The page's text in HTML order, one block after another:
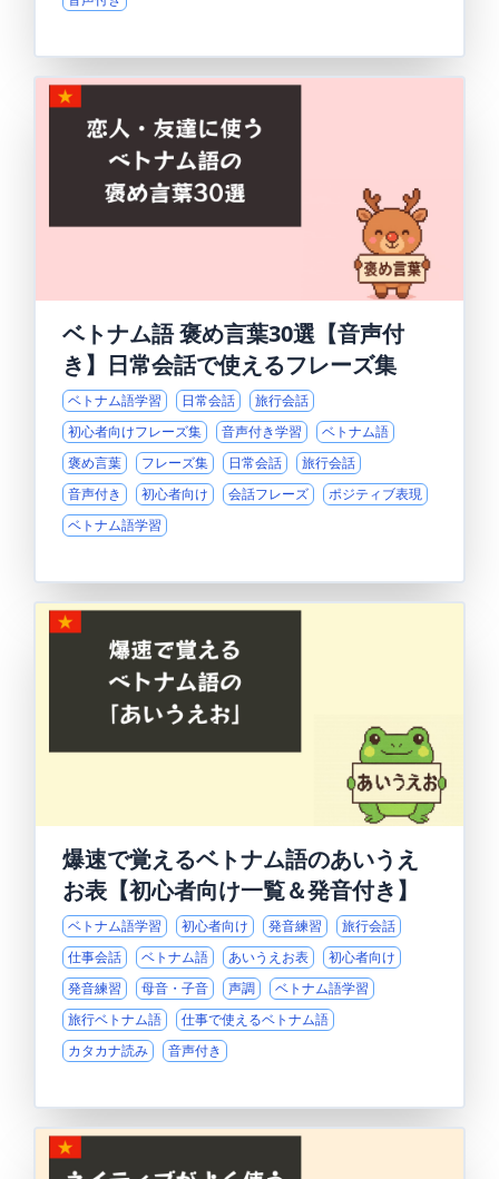
ベトナム語 褒め言葉30選【音声付
き】日常会話で使えるフレーズ集
ベトナム語学習 日常会話
旅行会話
初心者向けフレーズ集
音声付き学習
ベトナム語
褒め言葉
フレーズ集 日常会話
旅行会話
音声付き
初心者向け 会話フレーズ
ポジティブ表現
ベトナム語学習
爆速で覚えるベトナム語のあいうえ
お表【初心者向け一覧＆発音付き】
ベトナム語学習 初心者向け 発音練習
旅行会話
仕事会話
ベトナム語 あいうえお表
初心者向け
発音練習
母音・子音 声調
ベトナム語学習
旅行ベトナム語
仕事で使えるベトナム語
カタカナ読み
音声付き